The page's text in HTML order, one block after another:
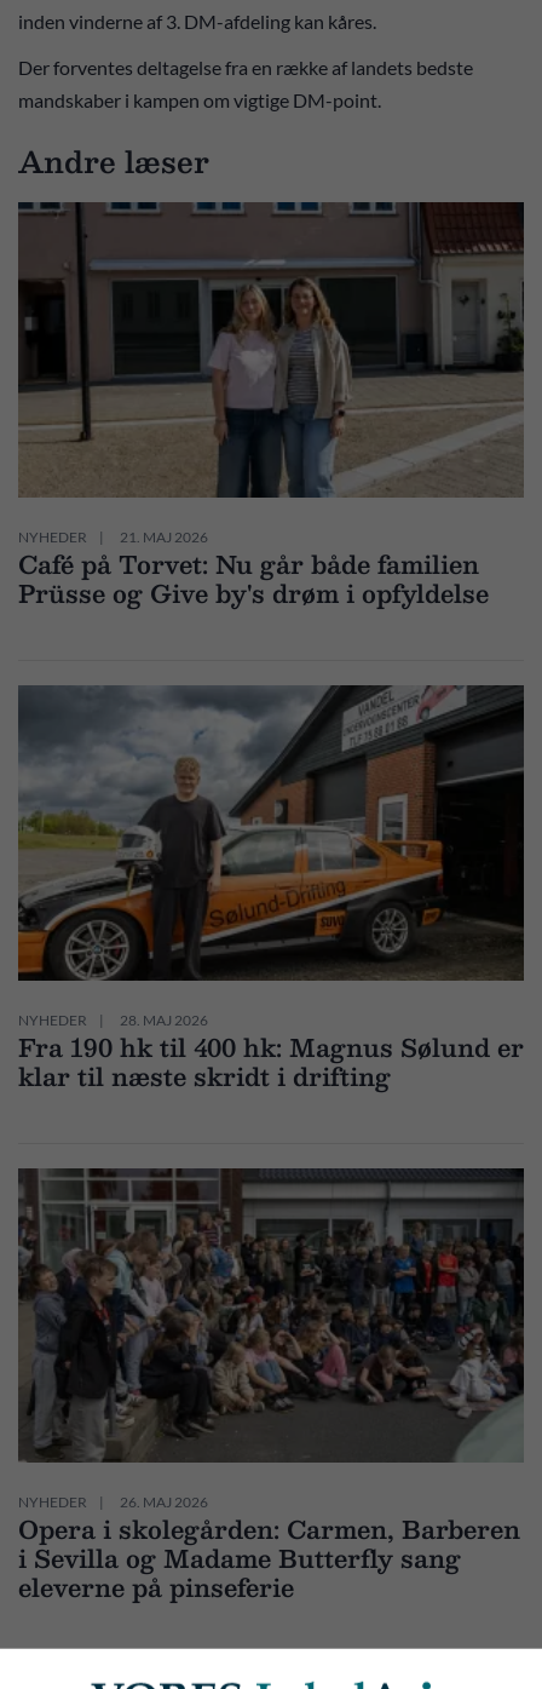
inden vinderne af 3. DM-afdeling kan kåres.
Der forventes deltagelse fra en række af landets bedste
mandskaber i kampen om vigtige DM-point.
Andre læser
NYHEDER 21. MAJ 2026
Café på Torvet: Nu går både familien
Prüsse og Give by's drøm i opfyldelse
NYHEDER 28. MAJ 2026
Fra 190 hk til 400 hk: Magnus Sølund er
klar til næste skridt i drifting
NYHEDER 26. MAJ 2026
Opera i skolegården: Carmen, Barberen
i Sevilla og Madame Butterfly sang
eleverne på pinseferie